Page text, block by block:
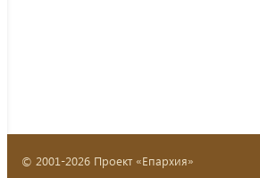
© 2001-2026 Проект «Епархия»